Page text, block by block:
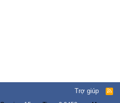
Trợ giúp
R